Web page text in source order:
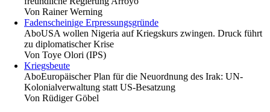
Von Rainer Werning
Fadenscheinige Erpressungsgründe
AboUSA wollen Nigeria auf Kriegskurs zwingen. Druck führt
zu diplomatischer Krise
Von Toye Olori (IPS)
Kriegsbeute
AboEuropäischer Plan für die Neuordnung des Irak: UN-
Kolonialverwaltung statt US-Besatzung
Von Rüdiger Göbel